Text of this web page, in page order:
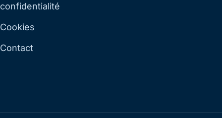
confidentialité
Cookies
Contact